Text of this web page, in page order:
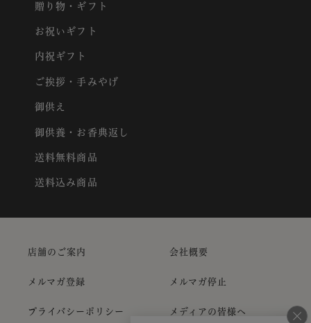
贈り物・ギフト
お祝いギフト
内祝ギフト
ご挨拶・手みやげ
御供え
御供養・お香典返し
送料無料商品
送料込み商品
店舗のご案内 会社概要
メルマガ登録 メルマガ停止
プライバシーポリシー メディアの皆様へ